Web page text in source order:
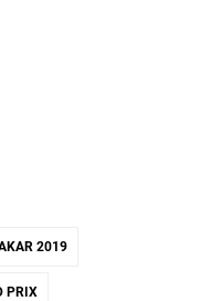
2019
PRIX